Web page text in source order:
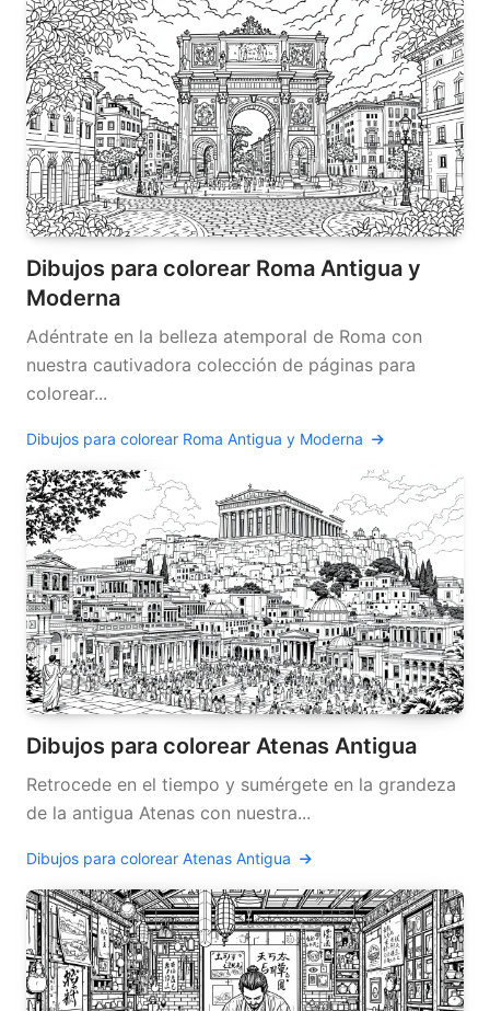
Dibujos para colorear Roma Antigua y
Moderna
Adéntrate en la belleza atemporal de Roma con
nuestra cautivadora colección de páginas para
colorear...
Dibujos para colorear Roma Antigua y Moderna
Dibujos para colorear Atenas Antigua
Retrocede en el tiempo y sumérgete en la grandeza
de la antigua Atenas con nuestra...
Dibujos para colorear Atenas Antigua